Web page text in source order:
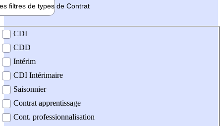
filtres de types de Contrat
contrat
CDI
CDD
Intérim
CDI Intérimaire
Saisonnier
Contrat apprentissage
Cont. professionnalisation